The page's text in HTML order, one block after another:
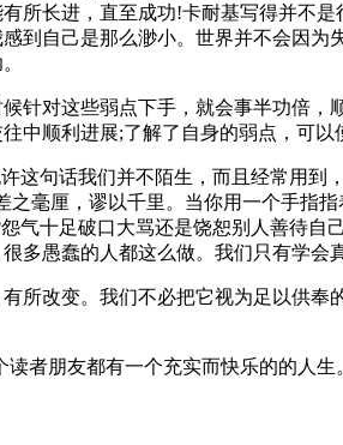
长进，直至成功!卡耐基写得并不
到自己是那么渺小。世界并不会因
针对这些弱点下手，就会事半功倍
顺利进展;了解了自身的弱点，可
这句话我们并不陌生，而且经常用
毫厘，谬以千里。当你用一个手指
气十足破口大骂还是饶恕别人善待
愚蠢的人都这么做。我们只有学会
所改变。我们不必把它视为足以供
者朋友都有一个充实而快乐的的人生